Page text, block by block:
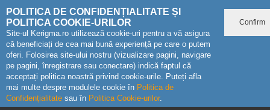
POLITICA DE CONFIDENȚIALITATE ȘI
POLITICA COOKIE-URILOR
Site-ul Kerigma.ro utilizează cookie-uri pentru a vă asigura
că beneficiați de cea mai bună experiență pe care o putem
oferi. Folosirea site-ului nostru (vizualizare pagini, navigare
pe pagini, înregistrare sau conectare) indică faptul că
acceptați politica noastră privind cookie-urile. Puteți afla
mai multe despre modulele cookie în Politica de
Confidențialitate sau în Politica Cookie-urilor.
Confirm